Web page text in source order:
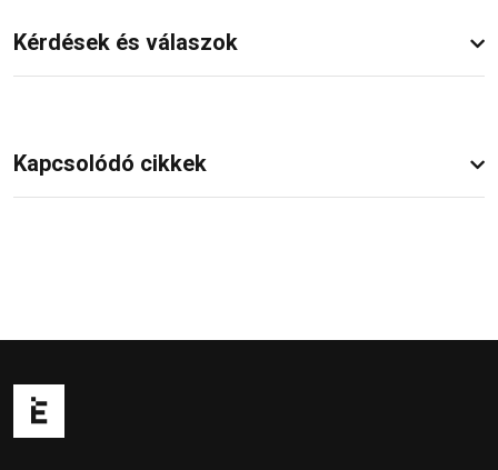
Kérdések és válaszok
Kapcsolódó cikkek